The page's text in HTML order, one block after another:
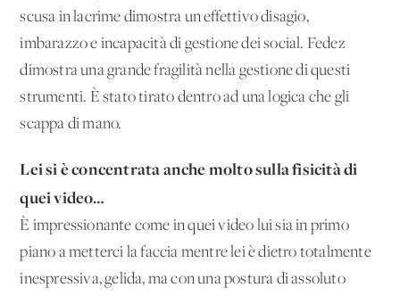
scusa in lacrime dimostra un effettivo disagio,
imbarazzo e incapacità di gestione dei social. Fedez
dimostra una grande fragilità nella gestione di questi
strumenti. È stato tirato dentro ad una logica che gli
scappa di mano.
Lei si è concentrata anche molto sulla fisicità di
quei video…
È impressionante come in quei video lui sia in primo
piano a metterci la faccia mentre lei è dietro totalmente
inespressiva, gelida, ma con una postura di assoluto